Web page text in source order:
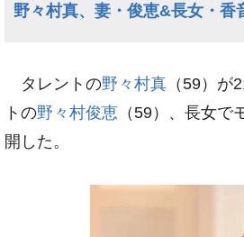
野々村真、妻・俊恵&長女・香
タレントの野々村真 （59）
トの野々村俊恵 （59）、長女で
開した。